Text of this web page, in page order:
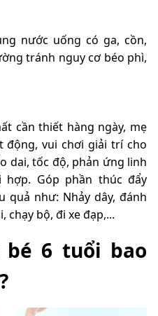
nước uống có ga, cồn,
tránh nguy cơ béo phì,
cần thiết hàng ngày, mẹ
động, vui chơi giải trí cho
dai, tốc độ, phản ứng linh
Góp phần thúc đẩy
quả như: Nhảy dây, đánh
chạy bộ, đi xe đạp,...
bé 6 tuổi bao